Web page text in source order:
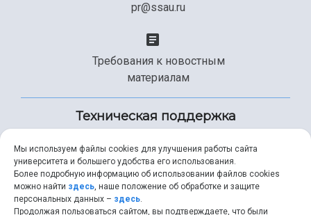
pr@ssau.ru
Требования к новостным
материалам
Техническая поддержка
+7 (846) 267-49-99
Мы используем файлы cookies для улучшения работы сайта
университета и большего удобства его использования.
Более подробную информацию об использовании файлов cookies
можно найти здесь, наше положение об обработке и защите
персональных данных – здесь.
Продолжая пользоваться сайтом, вы подтверждаете, что были